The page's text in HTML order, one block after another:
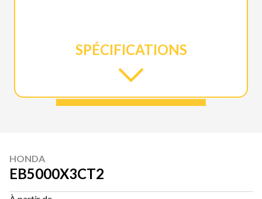
SPÉCIFICATIONS
HONDA
EB5000X3CT2